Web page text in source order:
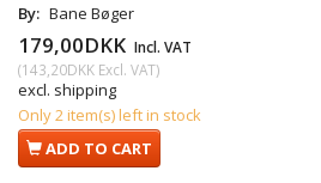
By: Bane Bøger
179,00DKK Incl. VAT
(143,20DKK Excl. VAT)
excl. shipping
Only 2 item(s) left in stock
ADD TO CART